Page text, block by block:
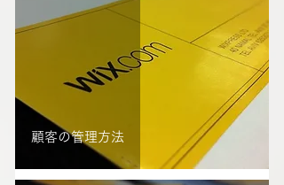
顧客の管理方法